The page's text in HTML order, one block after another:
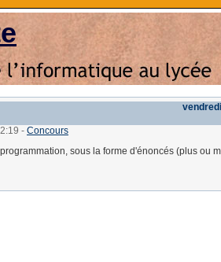
- Concours
sous la forme d'énoncés (plus ou